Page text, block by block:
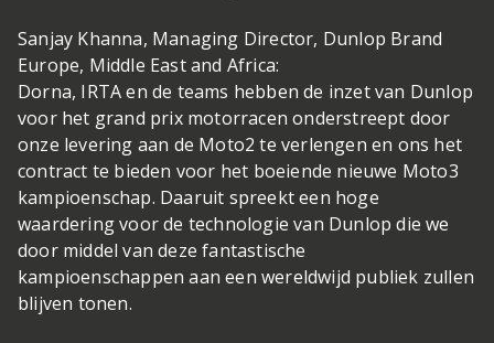
Sanjay Khanna, Managing Director, Dunlop Brand
Europe, Middle East and Africa:
Dorna, IRTA en de teams hebben de inzet van Dunlop
voor het grand prix motorracen onderstreept door
onze levering aan de Moto2 te verlengen en ons het
contract te bieden voor het boeiende nieuwe Moto3
kampioenschap. Daaruit spreekt een hoge
waardering voor de technologie van Dunlop die we
door middel van deze fantastische
kampioenschappen aan een wereldwijd publiek zullen
blijven tonen.